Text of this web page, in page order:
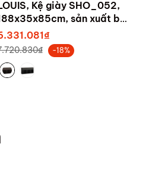
Kệ giày SHO_052,
sản xuất bởi
Home
-18%